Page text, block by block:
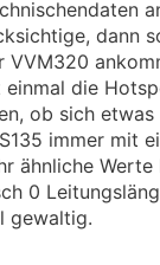
dann
VVM320
einmal die
ob sich
immer mit
ähnliche Werte
0
gewaltig.